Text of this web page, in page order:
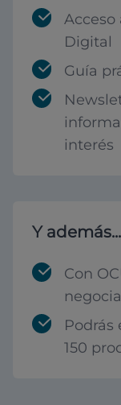
Acceso
Digital
Guía
interés
Y además...
Con
Podrás
150